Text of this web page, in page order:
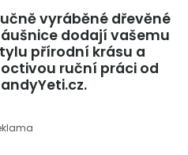
vyráběné dřevěné
dodají vašemu
přírodní krásu a
ruční práci od